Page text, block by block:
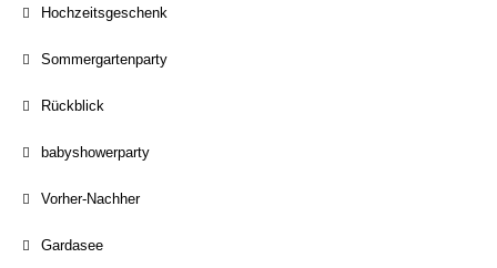
Hochzeitsgeschenk
Sommergartenparty
Rückblick
babyshowerparty
Vorher-Nachher
Gardasee